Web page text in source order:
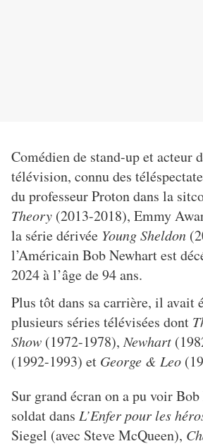
Comédien de stand-up et acteur
télévision, connu des
du professeur Proton dans la
Theory (2013-2018), Emmy
la série dérivée Young Sheldon
l’Américain Bob Newhart est
2024 à l’âge de 94 ans.
Plus tôt dans sa carrière, il avait
plusieurs séries télévisées dont
Show (1972-1978),Newhart
(1992-1993) et George & Leo
Sur grand écran on a pu voir
soldat dans L’Enfer pour les
Siegel (avec Steve McQueen),